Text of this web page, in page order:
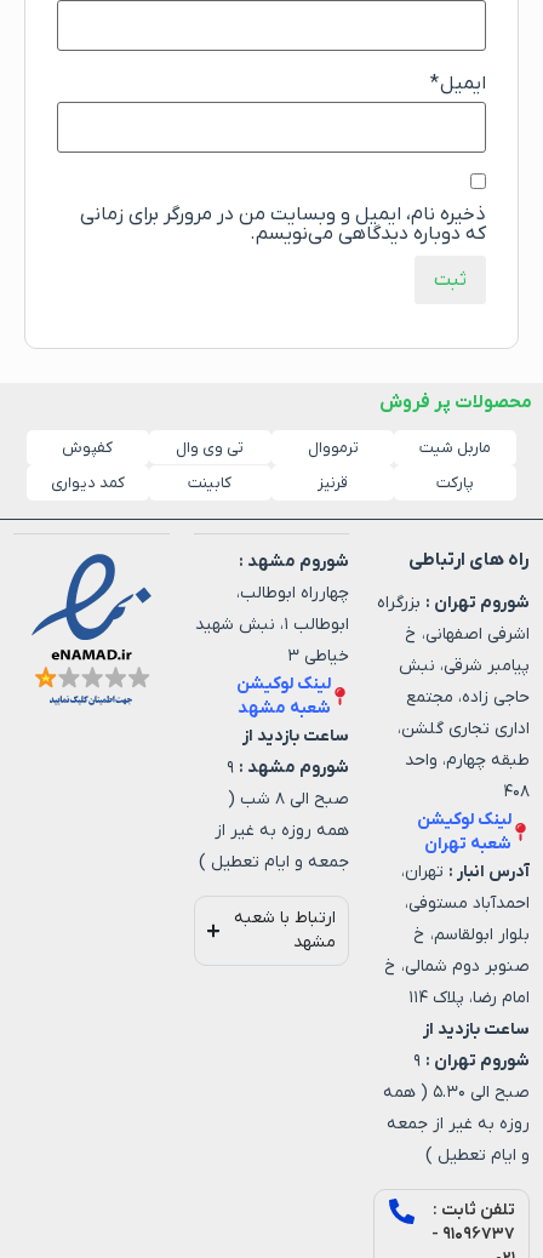
ایمیل*
ذخیره نام، ایمیل و وبسایت من در مرورگر برای زمانی
که دوباره دیدگاهی می‌نویسم.
محصولات پر فروش
ماربل شیت ترمووال تی وی وال
کفپوش
پارکت
قرنیز کابینت کمد دیواری
راه های ارتباطی
شوروم تهران : بزرگراه
اشرفی اصفهانی، خ
پیامبر شرقی، نبش
حاجی زاده، مجتمع
اداری تجاری گلشن،
طبقه چهارم، واحد
۴۰۸
لینک لوکیشن
شعبه تهران
آدرس انبار : تهران،
احمدآباد مستوفی،
بلوار ابولقاسم، خ
صنوبر دوم شمالی، خ
امام رضا، پلاک ۱۱۴
ساعت بازدید از
شوروم تهران : ۹
صبح الی ۵.۳۰ ( همه
روزه به غیر از جمعه
و ایام تعطیل )
تلفن ثابت :
۹۱۰۹۶۷۳۷ -
شوروم مشهد :
چهارراه ابوطالب،
ابوطالب ۱، نبش شهید
خیاطی ۳
لینک لوکیشن
شعبه مشهد
ساعت بازدید از
شوروم مشهد : ۹
صبح الی ۸ شب (
همه روزه به غیر از
جمعه و ایام تعطیل )
ارتباط با شعبه
مشهد